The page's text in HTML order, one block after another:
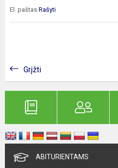
El. paštas Rašyti
Grįžti
ABITURIENTAMS